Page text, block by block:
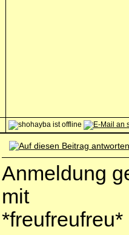
Anmeldung
mit
*freufreufreu*